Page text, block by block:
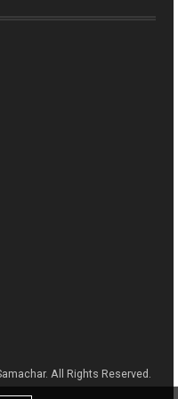
All Rights Reserved.